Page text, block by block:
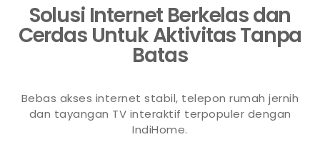
Solusi Internet Berkelas dan
Cerdas Untuk Aktivitas Tanpa
Batas
Bebas akses internet stabil, telepon rumah jernih
dan tayangan TV interaktif terpopuler dengan
IndiHome.